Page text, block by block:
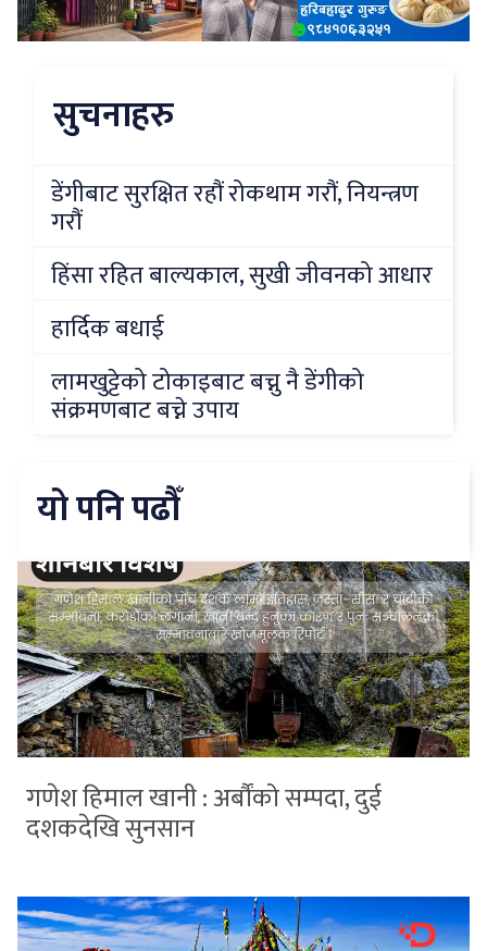
सुचनाहरु
डेंगीबाट सुरक्षित रहौं रोकथाम गरौं, नियन्त्रण
गरौं
हिंसा रहित बाल्यकाल, सुखी जीवनको आधार
हार्दिक बधाई
लामखुट्टेको टोकाइबाट बच्नु नै डेंगीको
संक्रमणबाट बच्ने उपाय
यो पनि पढौँ
गणेश हिमाल खानी : अर्बौंको सम्पदा, दुई
दशकदेखि सुनसान